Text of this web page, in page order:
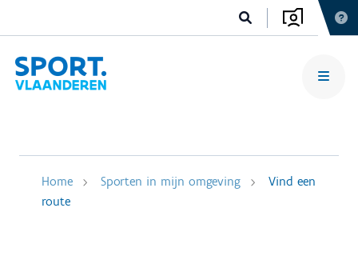
Home Sporten in mijn omgeving
Vind een
route